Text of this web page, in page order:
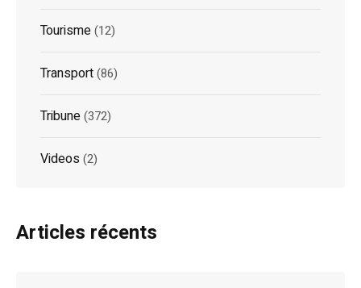
Tourisme(12)
Transport(86)
Tribune(372)
Videos(2)
Articles récents